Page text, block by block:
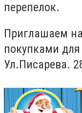
перепелок.
Приглашаем
покупками для
Ул.Писарева.